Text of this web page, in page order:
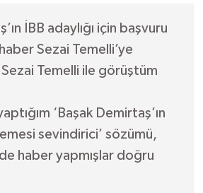
İBB adaylığı için başvuru
Sezai Temelli’ye
Sezai Temelli ile görüştüm
‘Başak Demirtaş’ın
sevindirici’ sözümü,
haber yapmışlar doğru